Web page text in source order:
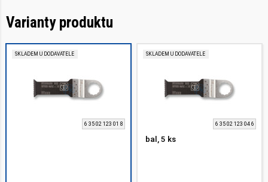
Varianty produktu
SKLADEM U DODAVATELE
6 35 02 123 01 8
SKLADEM U DODAVATELE
6 35 02 123 04 6
bal, 5 ks